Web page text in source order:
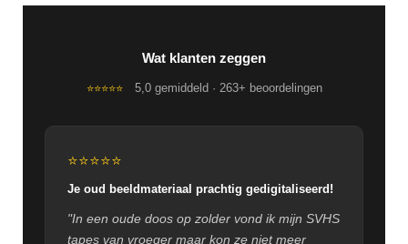
Wat klanten zeggen
⭐⭐⭐⭐⭐ 5,0 gemiddeld · 263+ beoordelingen
⭐⭐⭐⭐⭐
Je oud beeldmateriaal prachtig gedigitaliseerd!
"In een oude doos op zolder vond ik mijn SVHS
tapes van vroeger maar kon ze niet meer